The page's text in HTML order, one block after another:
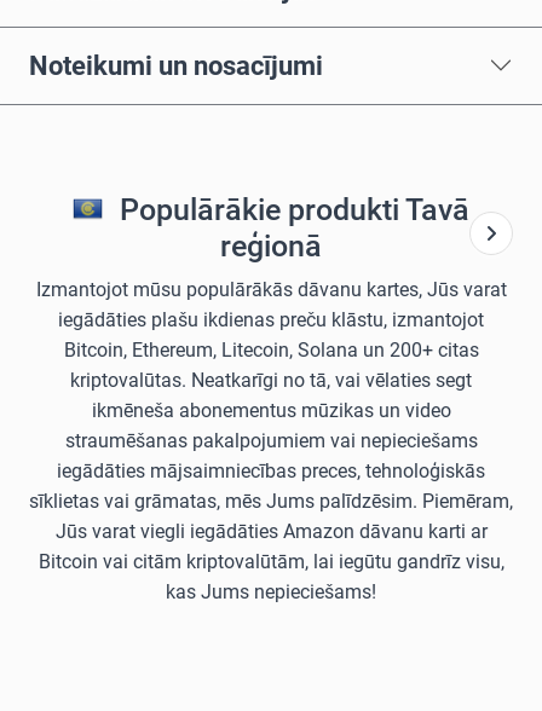
Noteikumi un nosacījumi
Populārākie produkti Tavā
reģionā
Izmantojot mūsu populārākās dāvanu kartes, Jūs varat
iegādāties plašu ikdienas preču klāstu, izmantojot
Bitcoin, Ethereum, Litecoin, Solana un 200+ citas
kriptovalūtas. Neatkarīgi no tā, vai vēlaties segt
ikmēneša abonementus mūzikas un video
straumēšanas pakalpojumiem vai nepieciešams
iegādāties mājsaimniecības preces, tehnoloģiskās
sīklietas vai grāmatas, mēs Jums palīdzēsim. Piemēram,
Jūs varat viegli iegādāties Amazon dāvanu karti ar
Bitcoin vai citām kriptovalūtām, lai iegūtu gandrīz visu,
kas Jums nepieciešams!